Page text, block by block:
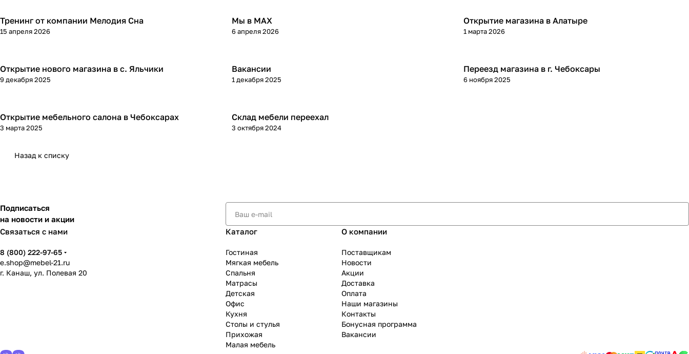
Тренинг от компании Мелодия Сна
15 апреля 2026
Мы в МАХ
6 апреля 2026
Открытие магазина в Алатыре
1 марта 2026
Открытие нового магазина в с. Яльчики
9 декабря 2025
Вакансии
1 декабря 2025
Переезд магазина в г. Чебоксары
6 ноября 2025
Открытие мебельного салона в Чебоксарах
3 марта 2025
Склад мебели переехал
3 октября 2024
Назад к списку
Подписаться
на новости и акции
Связаться с нами
8 (800) 222-97-65
e.shop@mebel-21.ru
г. Канаш, ул. Полевая 20
Каталог
Гостиная
Мягкая мебель
Спальня
Матрасы
Детская
Офис
Кухня
Столы и стулья
Прихожая
Малая мебель
О компании
Поставщикам
Новости
Акции
Доставка
Оплата
Наши магазины
Контакты
Бонусная программа
Вакансии